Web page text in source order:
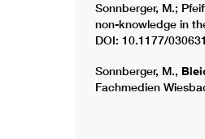
Sonnberger, M.;
non-knowledge in
DOI: 10.1177/
Sonnberger, M.,
Fachmedien